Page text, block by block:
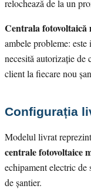
relochează de la un
Centrala fotovoltaică
ambele probleme:
necesită autorizație de
client la fiecare nou
Configurația
Modelul livrat
centrale fotovoltaice
echipament electric
de șantier.